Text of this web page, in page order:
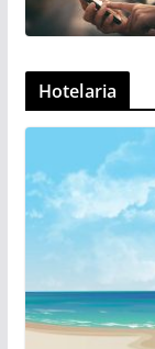
Hotelaria